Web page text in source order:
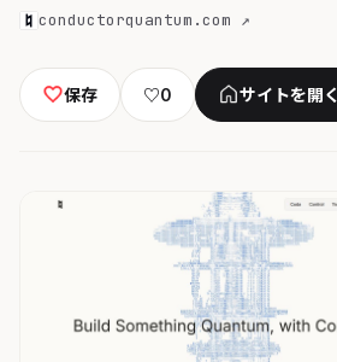
conductorquantum.com ↗
保存 ♡0 サイトを開く